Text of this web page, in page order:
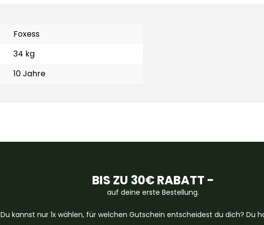
Foxess
34 kg
10 Jahre
BIS ZU 30€ RABATT -
auf deine erste Bestellung.
Du kannst nur 1x wählen, für welchen Gutschein entscheidest du dich? Du